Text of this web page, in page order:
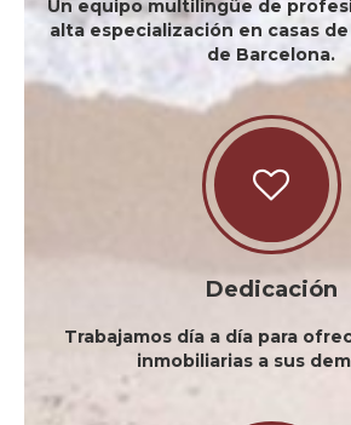
Un equipo multilingüe de
alta especialización en casas
de Barcelona.
Dedicación
Trabajamos día a día para
inmobiliarias a sus